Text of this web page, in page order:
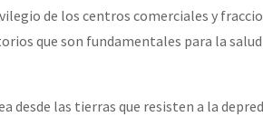
Espanhol
de los centros comerciales y
que son fundamentales para la
desde las tierras que resisten a la